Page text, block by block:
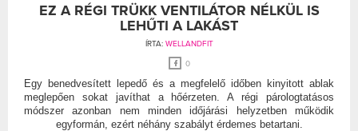
EZ A RÉGI TRÜKK VENTILÁTOR NÉLKÜL IS
LEHŰTI A LAKÁST
ÍRTA: WELLANDFIT
0
Egy benedvesített lepedő és a megfelelő időben kinyitott ablak
meglepően sokat javíthat a hőérzeten. A régi párologtatásos
módszer azonban nem minden időjárási helyzetben működik
egyformán, ezért néhány szabályt érdemes betartani.